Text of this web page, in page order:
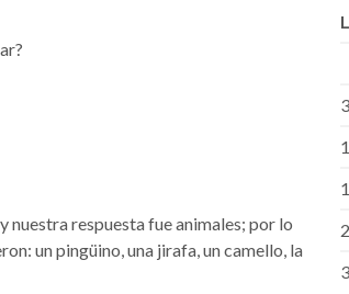
nuestra respuesta fue animales; por lo
un pingüino, una jirafa, un camello, la
L
3